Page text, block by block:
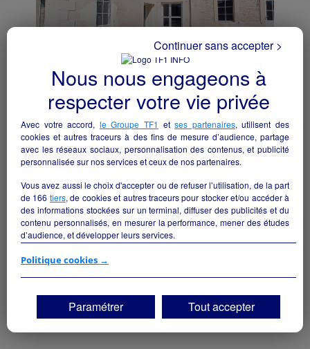
SNACK-BAR
Lorignac - 17240
Hôtellerie et restauration collectivite
Nous nous engageons à
respecter votre vie privée
Avec votre accord, le Groupe TF1 etses partenaires, utilisent des
cookies et autres traceurs à des fins de mesure d’audience, partage
avec les réseaux sociaux, personnalisation des contenus, et publicité
personnalisée sur nos services et ceux de nos partenaires.
Vous avez aussi le choix d'accepter ou de refuser l’utilisation, de la part
de 166 tiers, de cookies et autres traceurs pour stocker et/ou accéder à
des informations stockées sur un terminal, diffuser des publicités et du
contenu personnalisés, en mesurer la performance, mener des études
d’audience, et développer leurs services.
Si vous continuez sans accepter, les fonctionnalités liées à la
vos centres d'intérêt. Seuls lescookies/traceurs techniquesseront
déposés et lus sur votre terminal.
Vous pouvez exprimer vos choix en cliquant sur "Tout accepter",
Politique cookies →
Paramétrer
Continuer sans accepter >
Tout accepter